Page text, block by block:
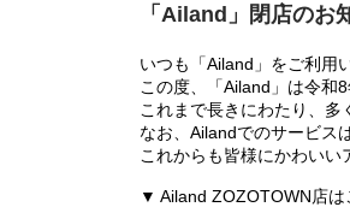
「Ailand」閉店のお
いつも「Ailand」をご利用
この度、「Ailand」は令和
これまで長きにわたり、多
なお、Ailandでのサービス
これからも皆様にかわいい
▼ Ailand ZOZOTOWN店は